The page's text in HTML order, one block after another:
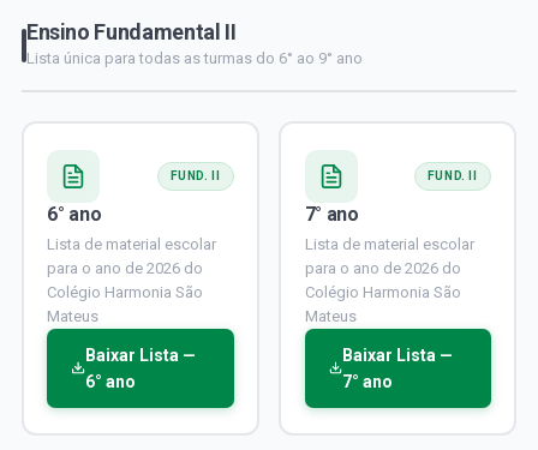
Ensino Fundamental II
Lista única para todas as turmas do 6° ao 9° ano
FUND. II
6° ano
Lista de material escolar
para o ano de 2026 do
Colégio Harmonia São
Mateus
Baixar Lista —
6° ano
FUND. II
7° ano
Lista de material escolar
para o ano de 2026 do
Colégio Harmonia São
Mateus
Baixar Lista —
7° ano